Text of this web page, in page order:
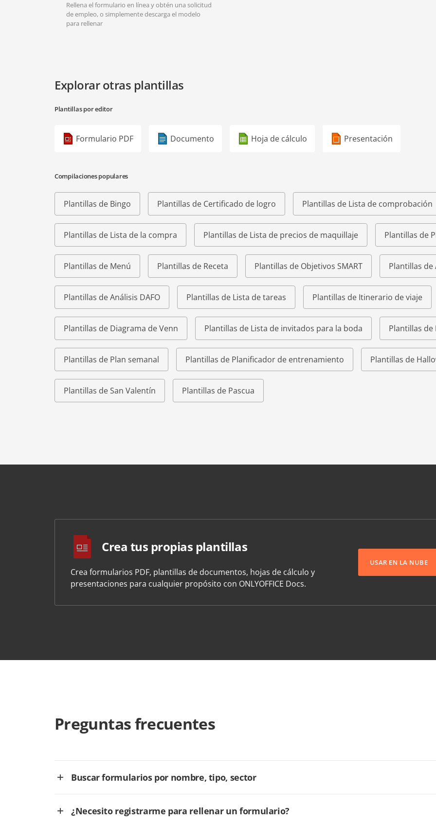
Rellena el formulario en línea y obtén una solicitud
de empleo, o simplemente descarga el modelo
para rellenar
Explorar otras plantillas
Plantillas por editor
Formulario PDF Documento Hoja de cálculo Presentación
Compilaciones populares
Plantillas de Bingo Plantillas de Certificado de logro Plantillas de Lista de comprobación
Plantillas de Lista de la compra Plantillas de Lista de precios de maquillaje Plantillas de
Plantillas de Menú Plantillas de Receta Plantillas de Objetivos SMART Plantillas
Plantillas de Análisis DAFO Plantillas de Lista de tareas Plantillas de Itinerario de viaje
Plantillas de Diagrama de Venn Plantillas de Lista de invitados para la boda Plantillas de
Plantillas de Plan semanal Plantillas de Planificador de entrenamiento Plantillas de
Plantillas de San Valentín Plantillas de Pascua
Crea tus propias plantillas
Crea formularios PDF, plantillas de documentos, hojas de cálculo y
presentaciones para cualquier propósito con ONLYOFFICE Docs.
USAR EN LA NUBE
Preguntas frecuentes
Buscar formularios por nombre, tipo, sector
¿Necesito registrarme para rellenar un formulario?